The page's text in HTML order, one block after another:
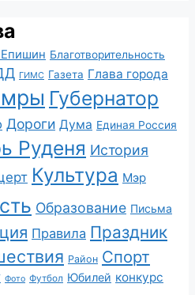
Благотворительность
ГИМС Газета Глава города
Губернатор
Дороги Дума Единая Россия
Руденя История
Культура Мэр
Образование Письма
Правила Праздник
Район Спорт
Фото Футбол Юбилей конкурс